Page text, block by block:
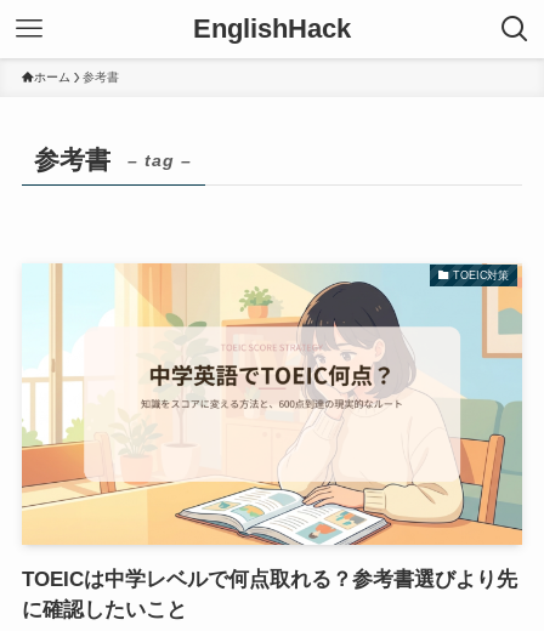
EnglishHack
ホーム 参考書
参考書 – tag –
TOEIC対策
TOEICは中学レベルで何点取れる？参考書選びより先
に確認したいこと